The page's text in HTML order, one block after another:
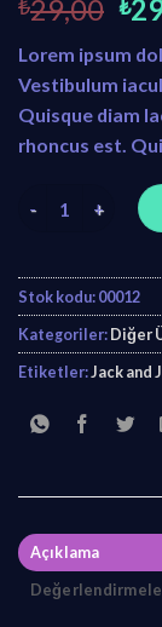
puanına
k 5
üzerinden
4.00
puan aldı
₺29,00 O
i
j
i
n
y
a
t
:
2
0
0
.
₺
Lorem ipsum
Vestibulum
Quisque diam
rhoncus est.
Wicked SS O-
Stok kodu:00012
Kategoriler:Diğer
Etiketler:Jack and
Açıklama